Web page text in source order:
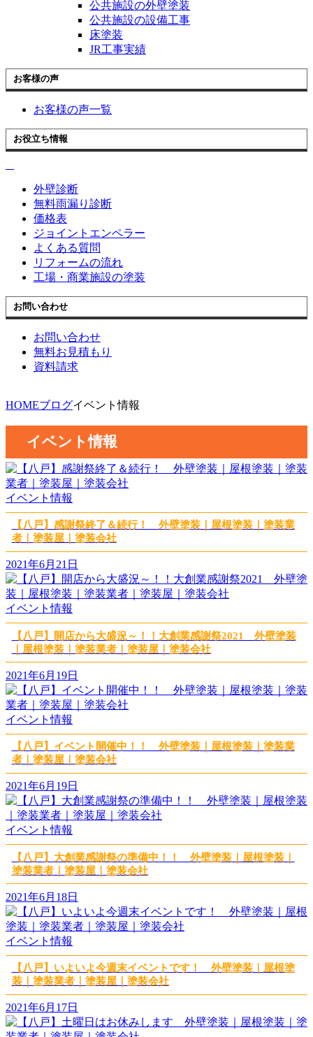
公共施設の外壁塗装
公共施設の設備工事
床塗装
JR工事実績
お客様の声
お客様の声一覧
お役立ち情報
外壁診断
無料雨漏り診断
価格表
ジョイントエンペラー
よくある質問
リフォームの流れ
工場・商業施設の塗装
お問い合わせ
お問い合わせ
無料お見積もり
資料請求
HOMEブログイベント情報
イベント情報
イベント情報
【八戸】感謝祭終了＆続行！ 外壁塗装｜屋根塗装｜塗装業
者｜塗装屋｜塗装会社
2021年6月21日
イベント情報
【八戸】開店から大盛況～！！大創業感謝祭2021 外壁塗装
｜屋根塗装｜塗装業者｜塗装屋｜塗装会社
2021年6月19日
イベント情報
【八戸】イベント開催中！！ 外壁塗装｜屋根塗装｜塗装業
者｜塗装屋｜塗装会社
2021年6月19日
イベント情報
【八戸】大創業感謝祭の準備中！！ 外壁塗装｜屋根塗装｜
塗装業者｜塗装屋｜塗装会社
2021年6月18日
イベント情報
【八戸】いよいよ今週末イベントです！ 外壁塗装｜屋根塗
装｜塗装業者｜塗装屋｜塗装会社
2021年6月17日